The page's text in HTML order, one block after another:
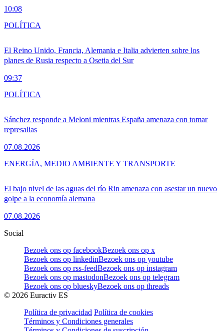
10:08
El Reino Unido, Francia, Alemania e Italia advierten sobre los
planes de Rusia respecto a Osetia del Sur
09:37
POLÍTICA
Sánchez responde a Meloni mientras España amenaza con tomar
represalias
07.08.2026
POLÍTICA
El bajo nivel de las aguas del río Rin amenaza con asestar un nuevo
golpe a la economía alemana
07.08.2026
ENERGÍA, MEDIO AMBIENTE Y TRANSPORTE
Social
Bezoek ons op facebookBezoek ons op x
Bezoek ons op linkedinBezoek ons op youtube
Bezoek ons op rss-feedBezoek ons op instagram
Bezoek ons op mastodonBezoek ons op telegram
Bezoek ons op blueskyBezoek ons op threads
© 2026 Euractiv ES
Política de privacidad Política de cookies
Términos y Condiciones generales